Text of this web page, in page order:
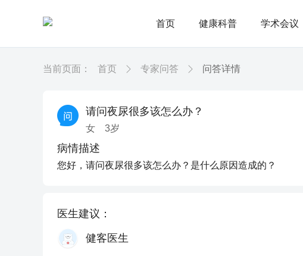
首页 健康科普 学术会议
当前页面： 首页 专家问答 问答详情
请问夜尿很多该怎么办？
女 3岁
病情描述
您好，请问夜尿很多该怎么办？是什么原因造成的？
医生建议：
健客医生